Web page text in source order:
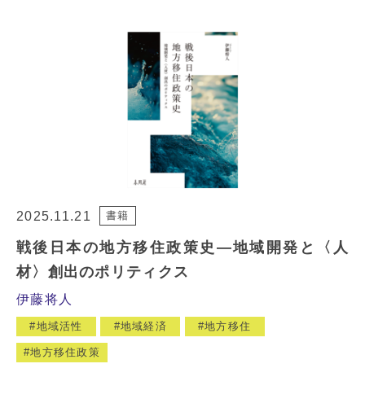
2025.11.21 書籍
戦後日本の地方移住政策史―地域開発と〈人
材〉創出のポリティクス
伊藤将人
地域活性 地域経済 地方移住
地方移住政策